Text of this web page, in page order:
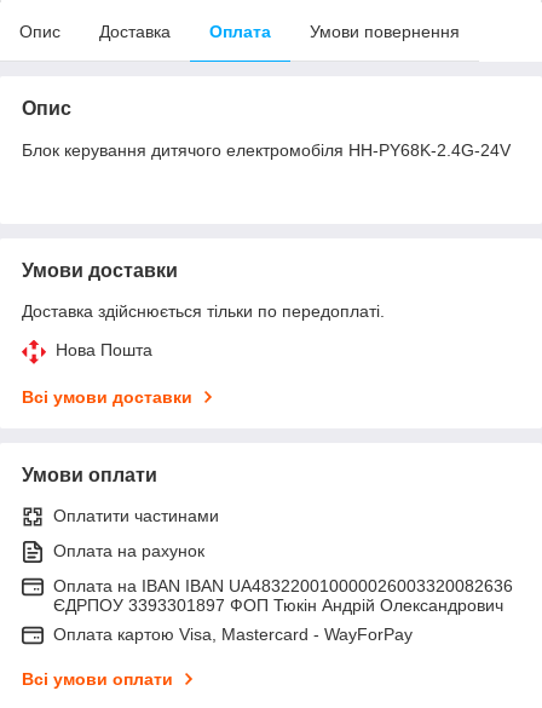
Опис Доставка Оплата Умови повернення
Опис
Блок керування дитячого електромобіля HH-PY68K-2.4G-24V
Умови доставки
Доставка здійснюється тільки по передоплаті.
Нова Пошта
Всі умови доставки
Умови оплати
Оплатити частинами
Оплата на рахунок
Оплата на IBAN IBAN UA483220010000026003320082636
ЄДРПОУ 3393301897 ФОП Тюкін Андрій Олександрович
Оплата картою Visa, Mastercard - WayForPay
Всі умови оплати